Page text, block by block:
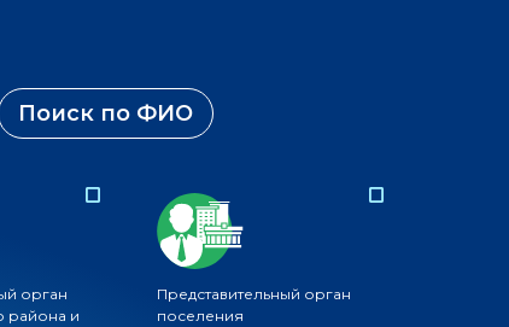
Поиск по ФИО
орган
района и
Представительный орган
поселения